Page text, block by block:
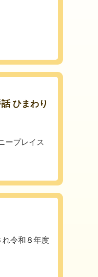
ひまわり
ープレイス
れ令和８年度